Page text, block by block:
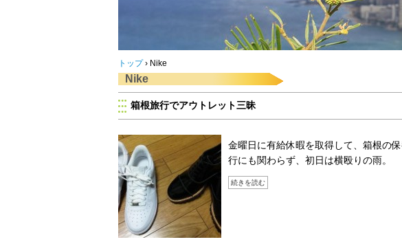
トップ › Nike
Nike
箱根旅行でアウトレット三昧
金曜日に有給休暇を取得して、箱根の
行にも関わらず、初日は横殴りの雨。
続きを読む